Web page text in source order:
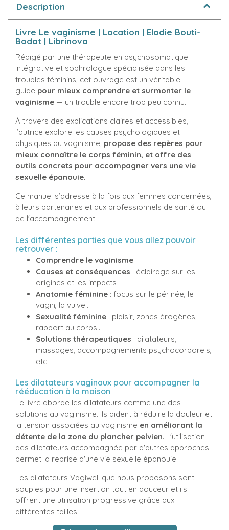
Description
Livre Le vaginisme | Location | Elodie Bouti-
Bodat | Librinova
Rédigé par une thérapeute en psychosomatique
intégrative et sophrologue spécialisée dans les
troubles féminins, cet ouvrage est un véritable
guide pour mieux comprendre et surmonter le
vaginisme — un trouble encore trop peu connu.
À travers des explications claires et accessibles,
l’autrice explore les causes psychologiques et
physiques du vaginisme, propose des repères pour
mieux connaître le corps féminin, et offre des
outils concrets pour accompagner vers une vie
sexuelle épanouie.
Ce manuel s’adresse à la fois aux femmes concernées,
à leurs partenaires et aux professionnels de santé ou
de l'accompagnement.
Les différentes parties que vous allez pouvoir
retrouver :
Comprendre le vaginisme
Causes et conséquences : éclairage sur les
origines et les impacts
Anatomie féminine : focus sur le périnée, le
vagin, la vulve…
Sexualité féminine : plaisir, zones érogènes,
rapport au corps…
Solutions thérapeutiques : dilatateurs,
massages, accompagnements psychocorporels,
etc.
Les dilatateurs vaginaux pour accompagner la
rééducation à la maison
Le livre aborde les dilatateurs comme une des
solutions au vaginisme. Ils aident à réduire la douleur et
la tension associées au vaginisme en améliorant la
détente de la zone du plancher pelvien. L'utilisation
des dilatateurs accompagnée par d'autres approches
permet la reprise d'une vie sexuelle épanouie.
Les dilatateurs Vagiwell que nous proposons sont
souples pour une insertion tout en douceur et ils
offrent une utilisation progressive grâce aux
différentes tailles.